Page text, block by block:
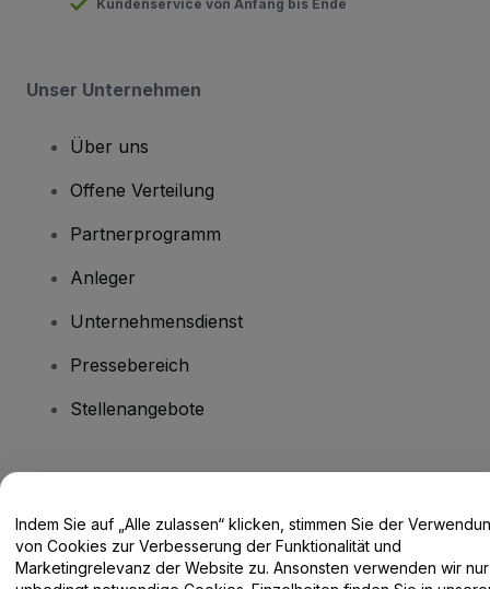
Kundenservice von Anfang bis Ende
Unser Unternehmen
Über uns
Offene Verteilung
Partnerprogramm
Anleger
Unternehmensdienst
Pressebereich
Stellenangebote
Hilfe-Center / Kontakt
Indem Sie auf „Alle zulassen“ klicken, stimmen Sie der
von Cookies zur Verbesserung der Funktionalität und
Marketingrelevanz der Website zu. Ansonsten verwenden wir nur